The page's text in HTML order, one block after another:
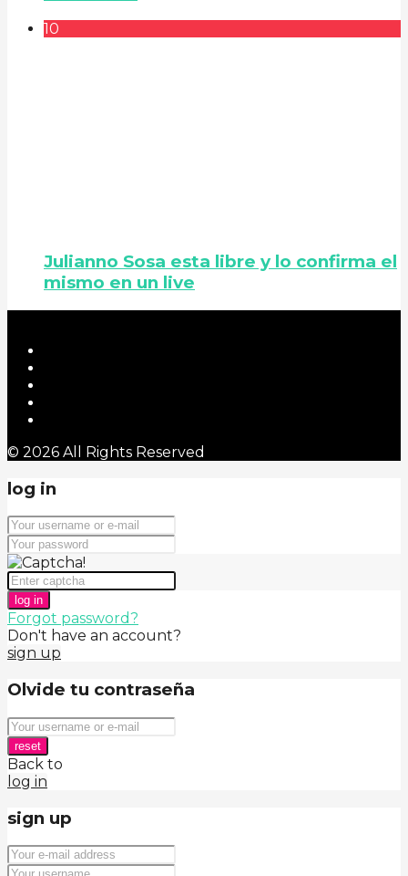
10
Julianno Sosa esta libre y lo confirma el
mismo en un live
© 2026 All Rights Reserved
log in
log in
Forgot password?
Don't have an account?
sign up
Olvide tu contraseña
reset
Back to
log in
sign up